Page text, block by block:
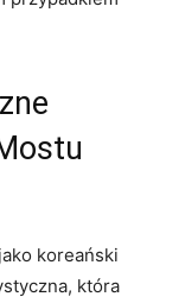
koreański
która